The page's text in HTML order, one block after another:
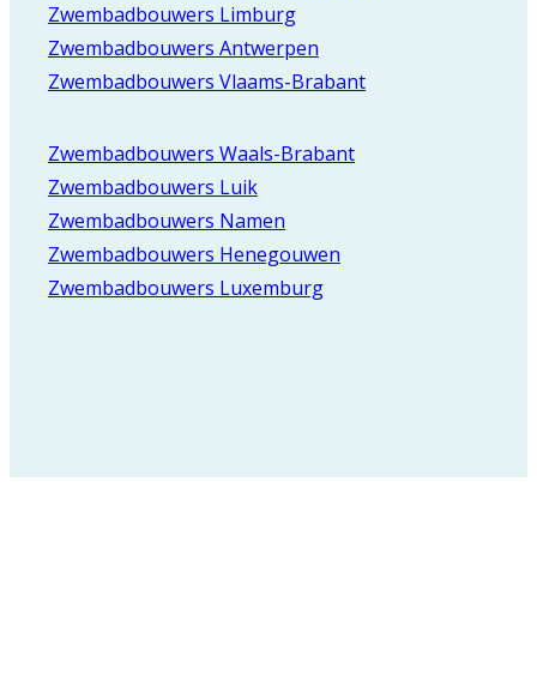
Zwembadbouwers Limburg
Zwembadbouwers Antwerpen
Zwembadbouwers Vlaams-Brabant
Zwembadbouwers Waals-Brabant
Zwembadbouwers Luik
Zwembadbouwers Namen
Zwembadbouwers Henegouwen
Zwembadbouwers Luxemburg